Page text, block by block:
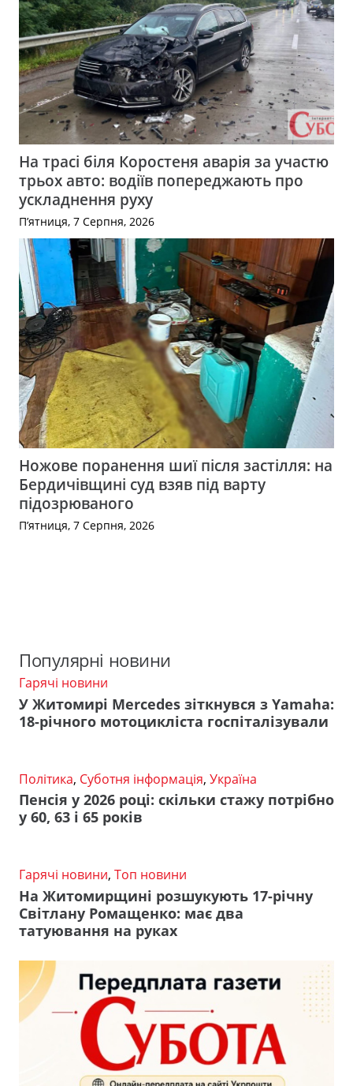
На трасі біля Коростеня аварія за участю
трьох авто: водіїв попереджають про
ускладнення руху
П’ятниця, 7 Серпня, 2026
Ножове поранення шиї після застілля: на
Бердичівщині суд взяв під варту
підозрюваного
П’ятниця, 7 Серпня, 2026
Популярні новини
Гарячі новини
У Житомирі Mercedes зіткнувся з Yamaha:
18-річного мотоцикліста госпіталізували
Політика, Суботня інформація, Україна
Пенсія у 2026 році: скільки стажу потрібно
у 60, 63 і 65 років
Гарячі новини, Топ новини
На Житомирщині розшукують 17-річну
Світлану Ромащенко: має два
татуювання на руках